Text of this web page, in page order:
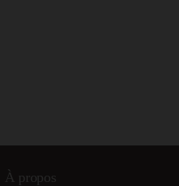
À propos